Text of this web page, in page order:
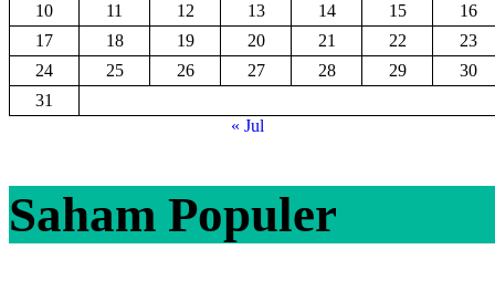
10
11 12 13 14 15
16
17
18 19 20 21 22
23
24
25 26 27 28 29
30
31
« Jul
Saham Populer